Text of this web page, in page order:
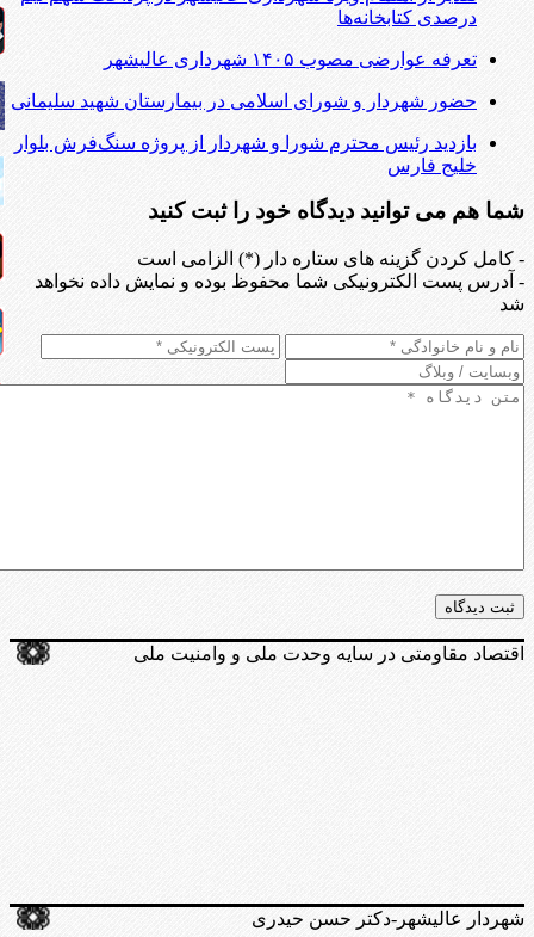
درصدی کتابخانه‌ها
تعرفه عوارضی مصوب ۱۴۰۵ شهرداری عالیشهر
حضور شهردار و شورای اسلامی در بیمارستان شهید سلیمانی
بازدید رئیس محترم شورا و شهردار از پروژه سنگ‌فرش بلوار
خلیج فارس
شما هم می توانید دیدگاه خود را ثبت کنید
- کامل کردن گزینه های ستاره دار (*) الزامی است
- آدرس پست الکترونیکی شما محفوظ بوده و نمایش داده نخواهد
شد
اقتصاد مقاومتی در سایه وحدت ملی و وامنیت ملی
شهردار عالیشهر-دکتر حسن حیدری